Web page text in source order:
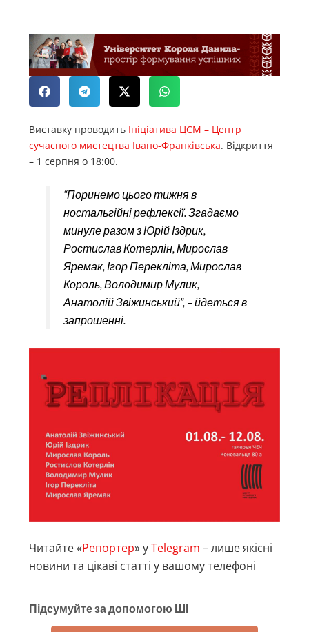
Виставку проводить Ініціатива ЦСМ – Центр
сучасного мистецтва Івано-Франківська. Відкриття
– 1 серпня о 18:00.
“Поринемо цього тижня в
ностальгійні рефлексії. Згадаємо
минуле разом з Юрій Іздрик,
Ростислав Котерлін, Мирослав
Яремак, Ігор Перекліта, Мирослав
Король, Володимир Мулик,
Анатолій Звіжинський”, – йдеться в
запрошенні.
Читайте «Репортер» уTelegram – лише якісні
новини та цікаві статті у вашому телефоні
Підсумуйте за допомогою ШІ